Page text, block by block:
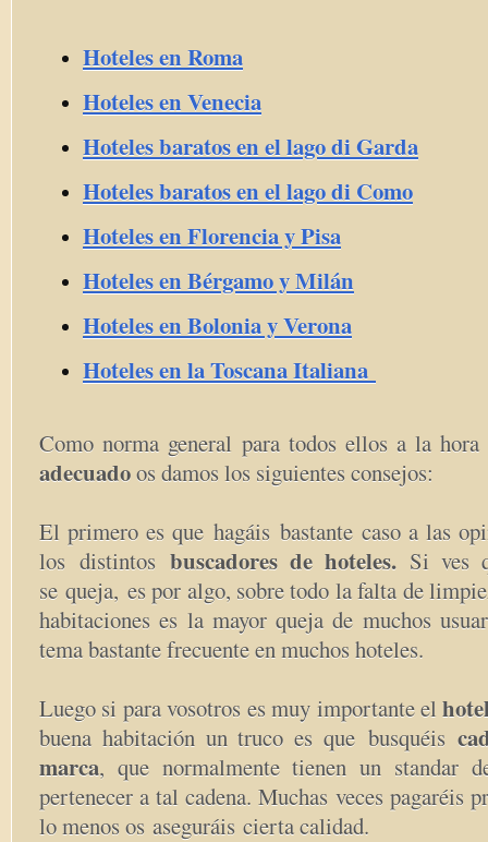
Hoteles en Roma
Hoteles en Venecia
Hoteles baratos en el lago di Garda
Hoteles baratos en el lago di Como
Hoteles en Florencia y Pisa
Hoteles en Bérgamo y Milán
Hoteles en Bolonia y Verona
Hoteles en la Toscana Italiana
Como norma general para todos ellos a la
adecuadoos damos los siguientes consejos:
El primero es que hagáis bastante caso a las
los distintosbuscadores de hoteles. Si ves
se queja, es por algo, sobre todo la falta de
habitaciones es la mayor queja de muchos
tema bastante frecuente en muchos hoteles.
Luego si para vosotros es muy importante el
buena habitación un truco es que busquéis
marca, que normalmente tienen un standar
pertenecer a tal cadena. Muchas veces pagaréis
lo menos os aseguráis cierta calidad.